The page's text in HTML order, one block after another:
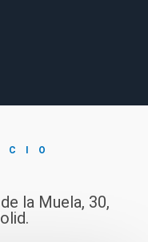
la Muela, 30,